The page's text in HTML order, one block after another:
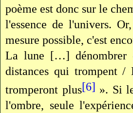
poème est donc sur le
l'essence de l'univers.
mesure possible, c'est
La lune […] dénombrer
distances qui trompent
tromperont plus[6] ». Si
l'ombre, seule